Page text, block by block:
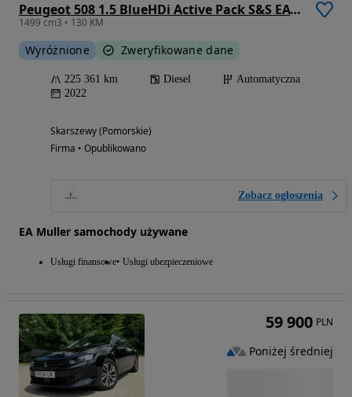
Peugeot 508 1.5 BlueHDi Active Pack S&S EAT8
1499 cm3 • 130 KM
Wyróżnione Zweryfikowane dane
225 361 km Diesel
Automatyczna
2022
Skarszewy (Pomorskie)
Firma • Opublikowano
Zobacz ogłoszenia
EA Muller samochody używane
Usługi finansowe Usługi ubezpieczeniowe
59 900 PLN
Poniżej średniej